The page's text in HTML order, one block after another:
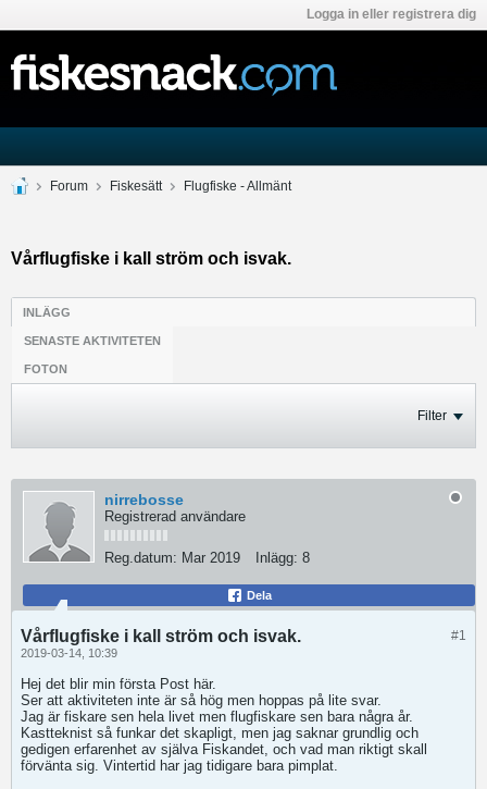
Logga in eller registrera dig
Forum Fiskesätt Flugfiske - Allmänt
Vårflugfiske i kall ström och isvak.
INLÄGG
SENASTE AKTIVITETEN
FOTON
Filter
nirrebosse
Registrerad användare
Reg.datum: Mar 2019 Inlägg: 8
Dela
#1
Vårflugfiske i kall ström och isvak.
2019-03-14, 10:39
Hej det blir min första Post här.
Ser att aktiviteten inte är så hög men hoppas på lite svar.
Jag är fiskare sen hela livet men flugfiskare sen bara några år.
Kastteknist så funkar det skapligt, men jag saknar grundlig och
gedigen erfarenhet av själva Fiskandet, och vad man riktigt skall
förvänta sig. Vintertid har jag tidigare bara pimplat.